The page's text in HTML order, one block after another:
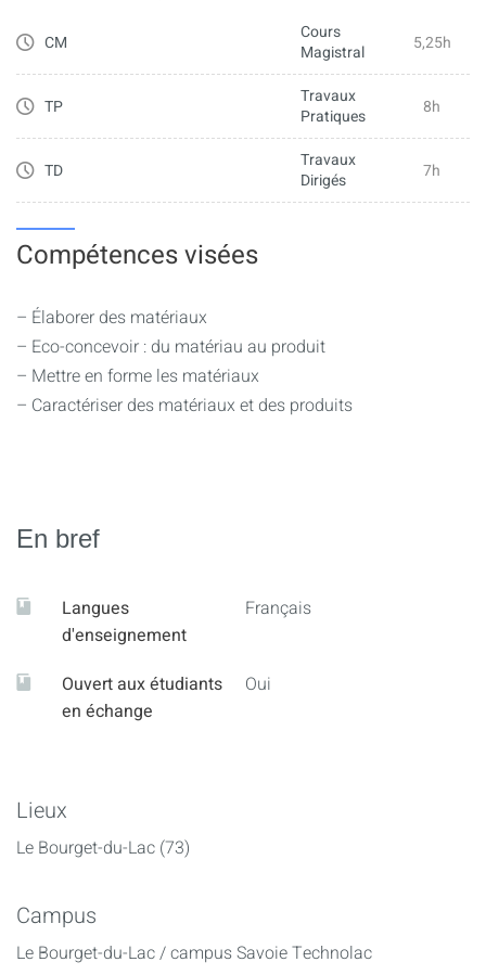
– Influence des paramètres de mise en œuvre sur les
propriétés du matériau
CM
Cours
Magistral
5,25h
TP
Travaux
Pratiques
8h
TD
Travaux
Dirigés
7h
Compétences visées
– Élaborer des matériaux
– Eco-concevoir : du matériau au produit
– Mettre en forme les matériaux
– Caractériser des matériaux et des produits
En bref
Langues
d'enseignement
Français
Ouvert aux étudiants
en échange
Oui
Lieux
Le Bourget-du-Lac (73)
Campus
Le Bourget-du-Lac / campus Savoie Technolac